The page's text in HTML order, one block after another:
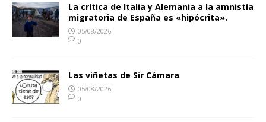
La crítica de Italia y Alemania a la amnistía
migratoria de España es «hipócrita».
05/08/2026
0
Las viñetas de Sir Cámara
05/08/2026
0